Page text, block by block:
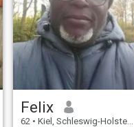
Felix
62 • Kiel, Schleswig-Holstein, Alemania